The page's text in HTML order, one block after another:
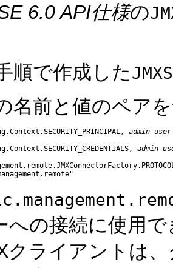
6.0 API仕様の
順で作成した
名前と値のペア
admin-
admin-
への接続に使用
クライアントは